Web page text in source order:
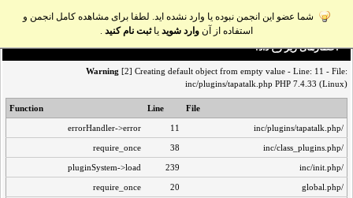
شما عضو این انجمن نبوده یا وارد نشده اید. لطفا برای مشاهده کامل انجمن و
استفاده از آن وارد شوید یاثبت نام کنید .
اخطار‌های زیر رخ داد:
Warning [2] Creating default object from empty value - Line: 11 - File:
inc/plugins/tapatalk.php PHP 7.4.33 (Linux)
File
Line
Function
/inc/plugins/tapatalk.php
11
errorHandler->error
/inc/class_plugins.php
38
require_once
/inc/init.php
239
pluginSystem->load
/global.php
20
require_once